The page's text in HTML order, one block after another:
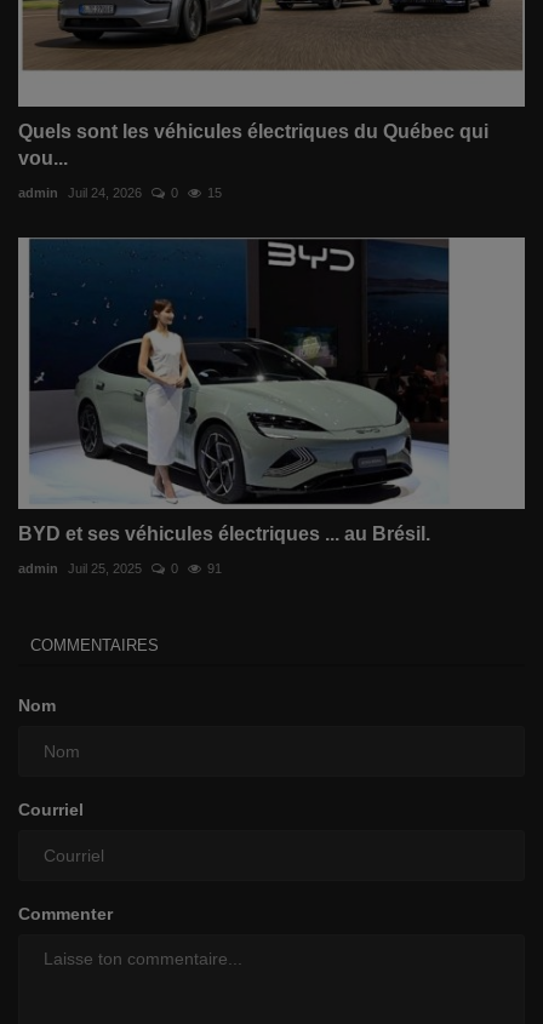
Quels sont les véhicules électriques du Québec qui
vou...
admin Juil 24, 2026 0 15
BYD et ses véhicules électriques ... au Brésil.
admin Juil 25, 2025 0 91
COMMENTAIRES
Nom
Courriel
Commenter